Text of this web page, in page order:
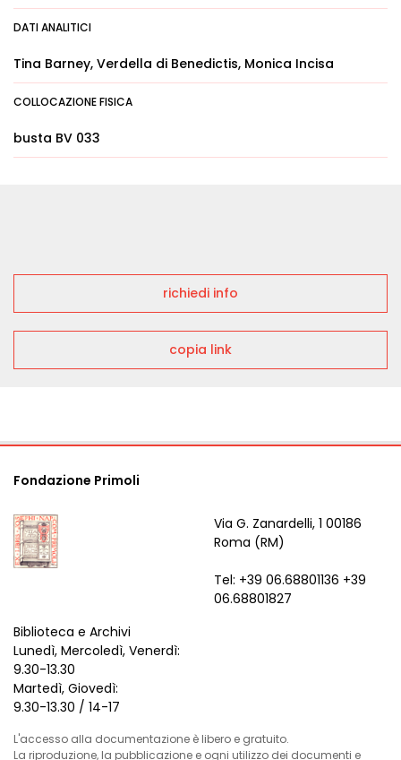
DATI ANALITICI
Tina Barney, Verdella di Benedictis, Monica Incisa
COLLOCAZIONE FISICA
busta BV 033
richiedi info
copia link
Fondazione Primoli
Via G. Zanardelli, 1 00186
Roma (RM)
Tel: +39 06.68801136 +39
06.68801827
Biblioteca e Archivi
Lunedì, Mercoledì, Venerdì:
9.30-13.30
Martedì, Giovedì:
9.30-13.30 / 14-17
L'accesso alla documentazione è libero e gratuito.
La riproduzione, la pubblicazione e ogni utilizzo dei documenti e